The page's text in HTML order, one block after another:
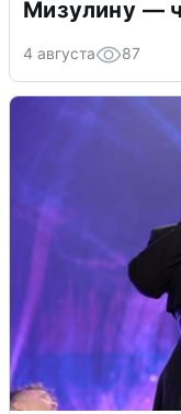
Мизулину —
4 августа 87